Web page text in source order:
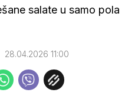
salate u samo pola
28.04.2026 11:00